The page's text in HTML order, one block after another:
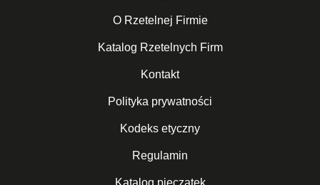
O Rzetelnej Firmie
Katalog Rzetelnych Firm
Kontakt
Polityka prywatności
Kodeks etyczny
Regulamin
Katalog pieczątek